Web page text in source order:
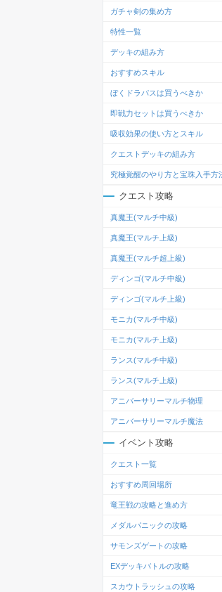
ガチャ剣の集め方
特性一覧
デッキの組み方
おすすめスキル
ぼくドラパスは買うべきか
即戦力セットは買うべきか
吸収効果の使い方とスキル
クエストデッキの組み方
究極覚醒のやり方と宝珠入手方
クエスト攻略
真魔王(マルチ中級)
真魔王(マルチ上級)
真魔王(マルチ超上級)
ディンゴ(マルチ中級)
ディンゴ(マルチ上級)
モニカ(マルチ中級)
モニカ(マルチ上級)
ランス(マルチ中級)
ランス(マルチ上級)
アニバーサリーマルチ物理
アニバーサリーマルチ魔法
イベント攻略
クエスト一覧
おすすめ周回場所
竜王戦の攻略と進め方
メダルパニックの攻略
サモンズゲートの攻略
EXデッキバトルの攻略
スカウトラッシュの攻略